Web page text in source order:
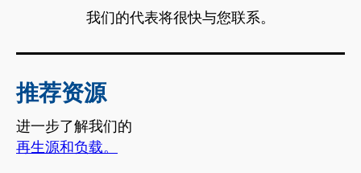
我们的代表将很快与您联系。
推荐资源
进一步了解我们的
再生源和负载。